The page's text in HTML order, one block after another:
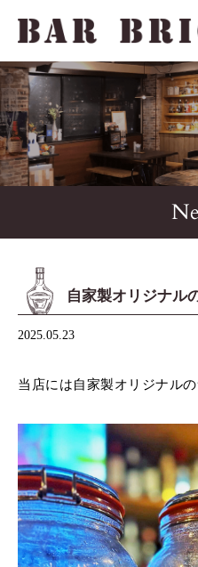
自家製オリジナル
2025.05.23
当店には自家製オリジナル